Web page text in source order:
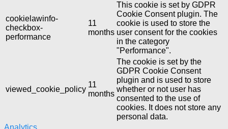
cookielawinfo-
checkbox-
performance
11
months
This cookie is set by GDPR
Cookie Consent plugin. The
cookie is used to store the
user consent for the cookies
in the category
"Performance".
viewed_cookie_policy
11
months
The cookie is set by the
GDPR Cookie Consent
plugin and is used to store
whether or not user has
consented to the use of
cookies. It does not store any
personal data.